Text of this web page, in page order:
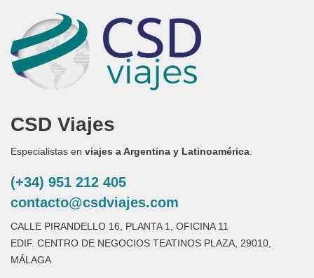
CSD Viajes
Especialistas en viajes a Argentina y Latinoamérica.
(+34) 951 212 405
contacto@csdviajes.com
CALLE PIRANDELLO 16, PLANTA 1, OFICINA 11
EDIF. CENTRO DE NEGOCIOS TEATINOS PLAZA, 29010,
MÁLAGA